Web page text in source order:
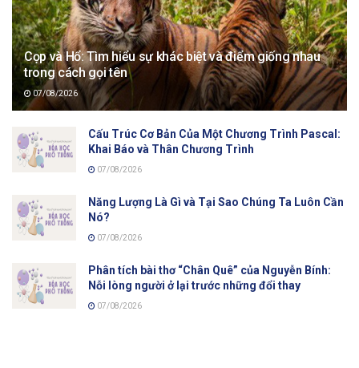
Cọp và Hổ: Tìm hiểu sự khác biệt và điểm giống nhau
trong cách gọi tên
07/08/2026
Cấu Trúc Cơ Bản Của Một Chương Trình Pascal:
Khai Báo và Thân Chương Trình
07/08/2026
Năng Lượng Là Gì và Tại Sao Chúng Ta Luôn Cần
Nó?
07/08/2026
Phân tích bài thơ “Chân Quê” của Nguyễn Bính:
Nỗi lòng người ở lại trước những đổi thay
07/08/2026